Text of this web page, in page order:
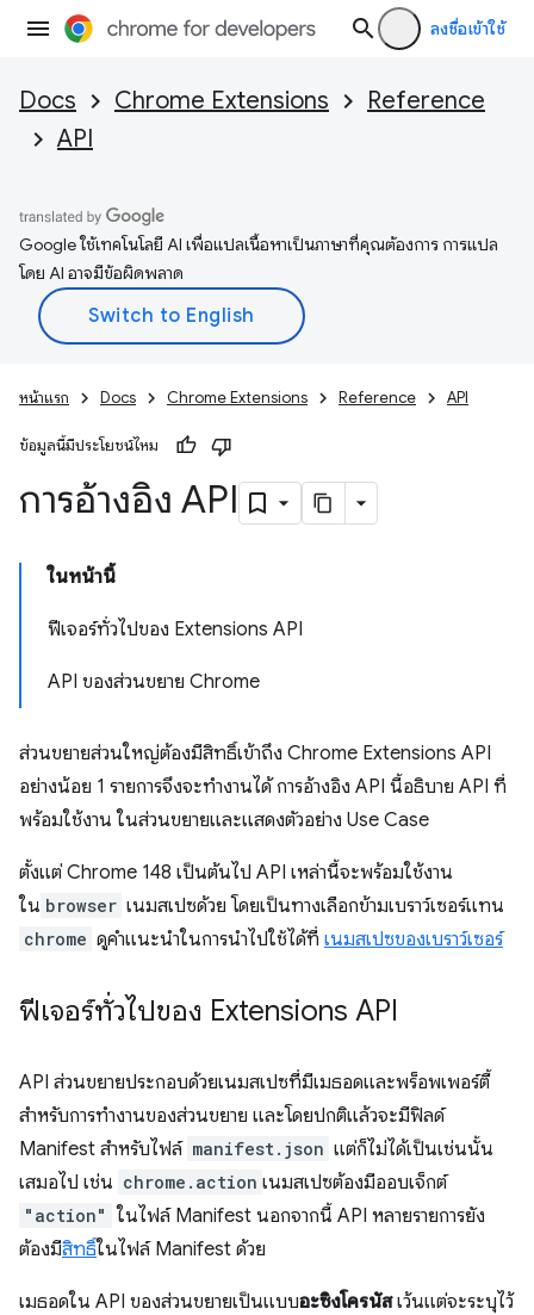
ลงชื่อเข้าใช้
Docs Chrome Extensions
Reference
API
Google ใช้เทคโนโลยี AI เพื่อแปลเนื้อหาเป็นภาษาที่คุณต้องการ การแปล
โดย AI อาจมีข้อผิดพลาด
หน้าแรก Docs Chrome Extensions Reference API
ข้อมูลนี้มีประโยชน์ไหม
การอ้างอิง API
ในหน้านี้
ฟีเจอร์ทั่วไปของ Extensions API
API ของส่วนขยาย Chrome
ส่วนขยายส่วนใหญ่ต้องมีสิทธิ์เข้าถึง Chrome Extensions API
อย่างน้อย 1 รายการจึงจะทำงานได้ การอ้างอิง API นี้อธิบาย API ที่
พร้อมใช้งาน ในส่วนขยายและแสดงตัวอย่าง Use Case
ตั้งแต่ Chrome 148 เป็นต้นไป API เหล่านี้จะพร้อมใช้งาน
ใน browser เนมสเปซด้วย โดยเป็นทางเลือกข้ามเบราว์เซอร์แทน
chrome ดูคำแนะนำในการนำไปใช้ได้ที่ เนมสเปซของเบราว์เซอร์
ฟีเจอร์ทั่วไปของ Extensions API
API ส่วนขยายประกอบด้วยเนมสเปซที่มีเมธอดและพร็อพเพอร์ตี้
สำหรับการทำงานของส่วนขยาย และโดยปกติแล้วจะมีฟิลด์
Manifest สำหรับไฟล์ manifest.json แต่ก็ไม่ได้เป็นเช่นนั้น
เสมอไป เช่น chrome.action เนมสเปซต้องมีออบเจ็กต์
"action" ในไฟล์ Manifest นอกจากนี้ API หลายรายการยัง
ต้องมีสิทธิ์ในไฟล์ Manifest ด้วย
เมธอดใน API ของส่วนขยายเป็นแบบอะซิงโครนัสเว้นแต่จะระบุไว้